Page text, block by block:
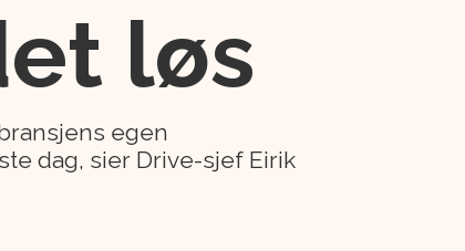
løs
egen
dag, sier Drive-sjef Eirik